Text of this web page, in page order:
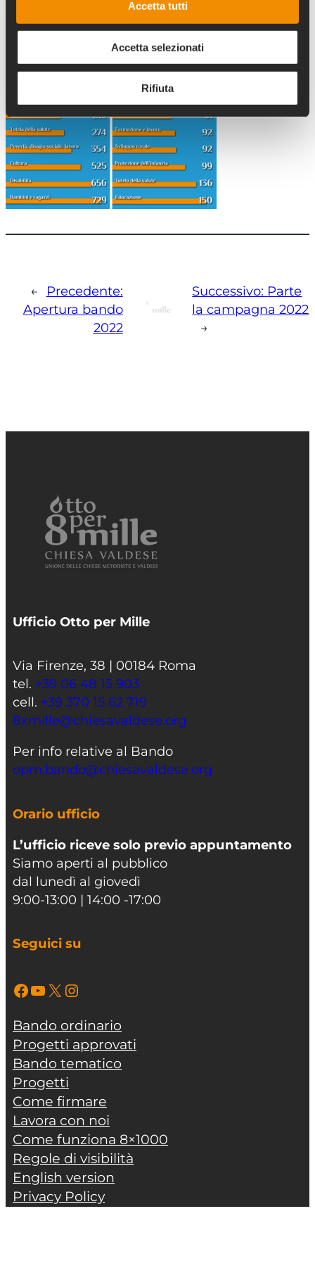
Accetta tutti
Accetta selezionati
Rifiuta
←
Precedente:
Apertura bando
2022
Successivo: Parte
la campagna 2022
→
Ufficio Otto per Mille
Via Firenze, 38 | 00184 Roma
tel. +39 06 48 15 903
cell. +39 370 15 62 719
8xmille@chiesavaldese.org
Per info relative al Bando
opm.bando@chiesavaldese.org
Orario ufficio
L’ufficio riceve solo previo appuntamento
Siamo aperti al pubblico
dal lunedì al giovedì
9:00-13:00 | 14:00 -17:00
Seguici su
Facebook YouTube X Instagram
Bando ordinario
Progetti approvati
Bando tematico
Progetti
Come firmare
Lavora con noi
Come funziona 8×1000
Regole di visibilità
English version
Privacy Policy